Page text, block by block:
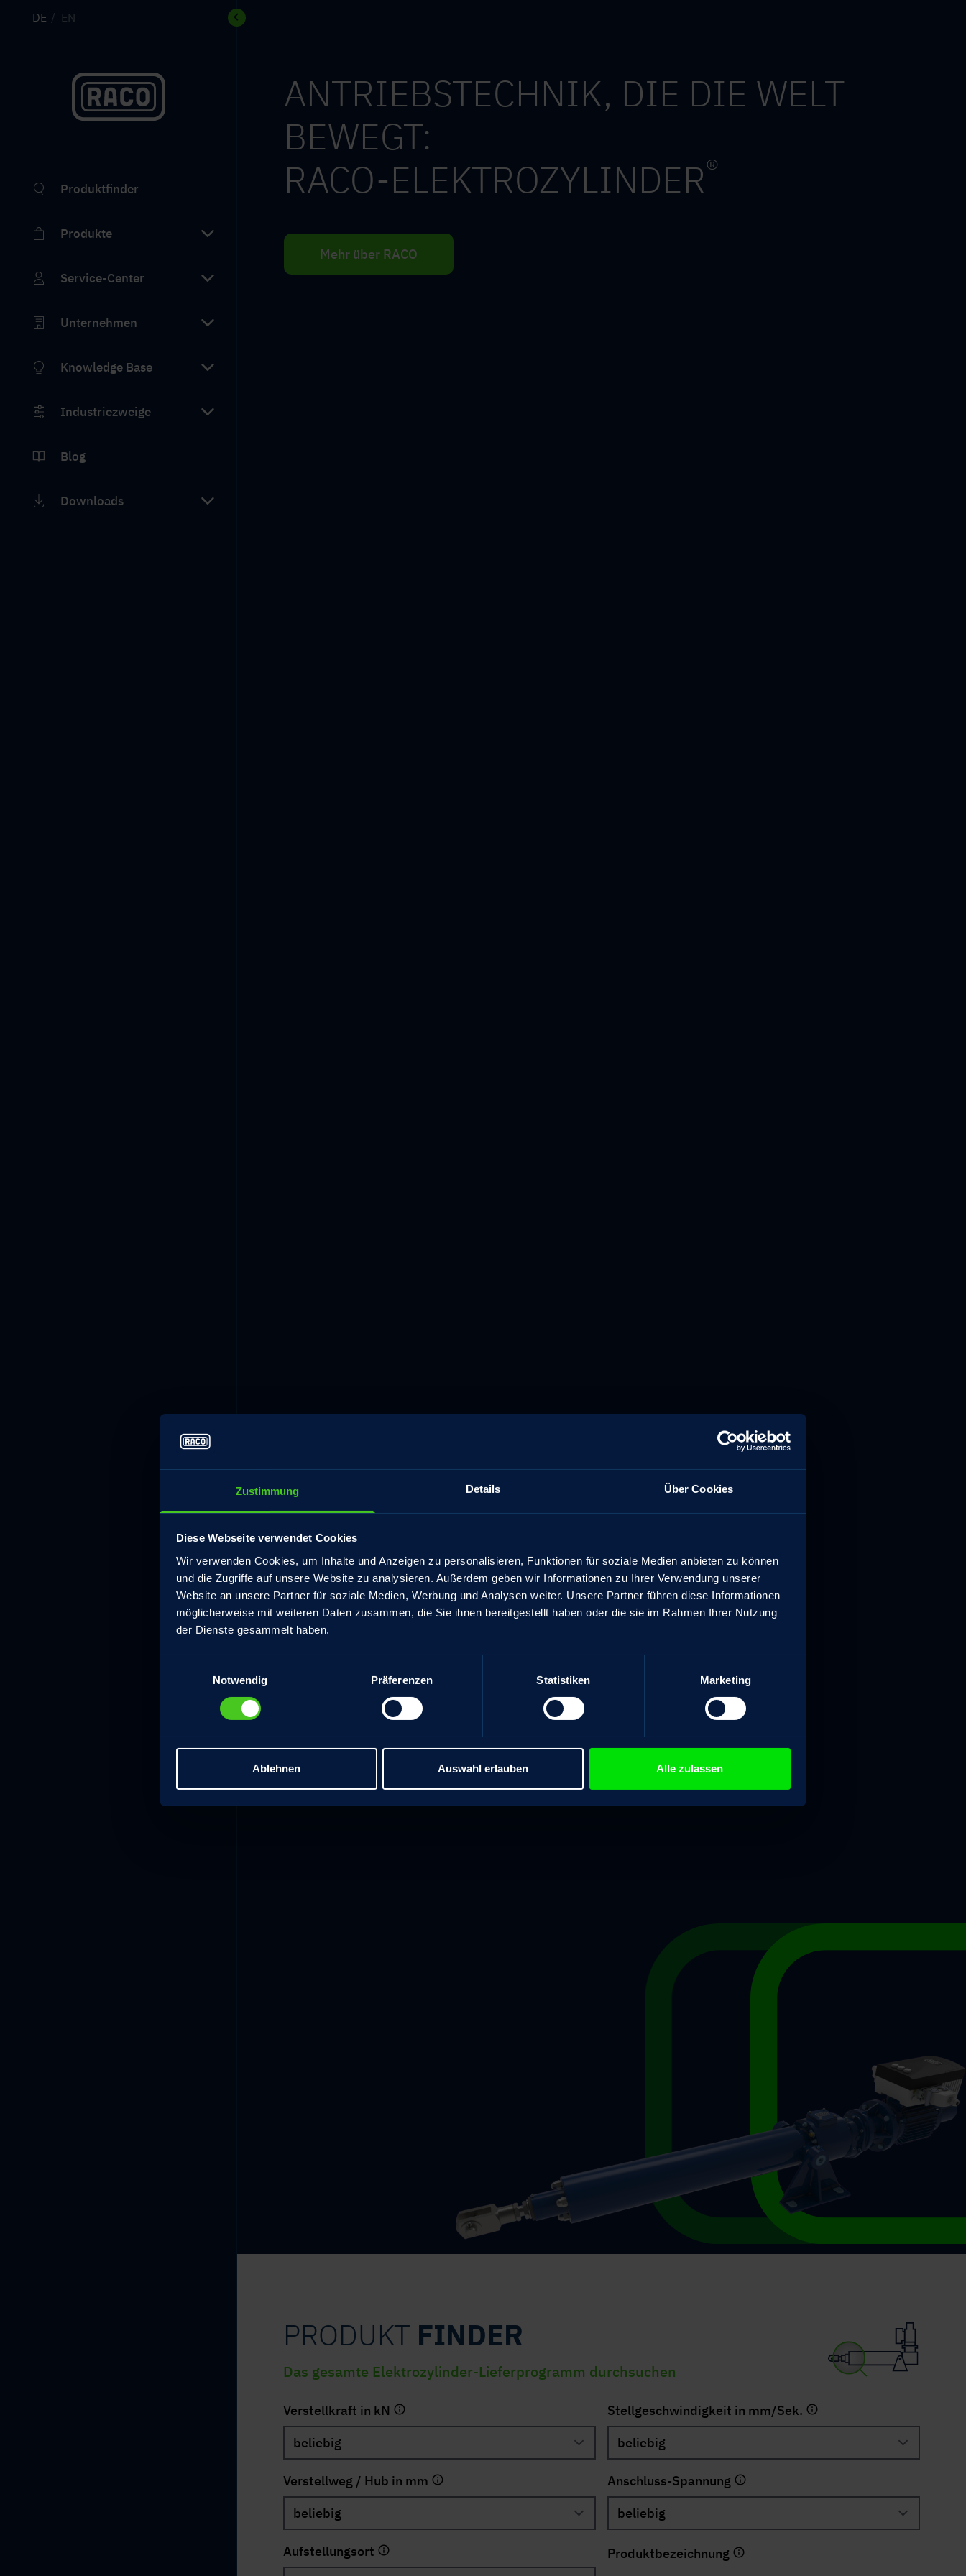
Zustimmung Details Über Cookies
Diese Webseite verwendet Cookies
Wir verwenden Cookies, um Inhalte und Anzeigen zu personalisieren, Funktionen für soziale Medien anbieten zu können
und die Zugriffe auf unsere Website zu analysieren. Außerdem geben wir Informationen zu Ihrer Verwendung unserer
Website an unsere Partner für soziale Medien, Werbung und Analysen weiter. Unsere Partner führen diese Informationen
möglicherweise mit weiteren Daten zusammen, die Sie ihnen bereitgestellt haben oder die sie im Rahmen Ihrer Nutzung
der Dienste gesammelt haben.
Notwendig
Präferenzen Statistiken Marketing
Ablehnen Auswahl erlauben Alle zulassen
DE EN
Produktfinder
Produkte
Service-Center
Unternehmen
Knowledge Base
Industriezweige
Blog
Downloads
ANTRIEBSTECHNIK, DIE DIE WELT
BEWEGT:
RACO-ELEKTROZYLINDER®
Mehr über RACO
PRODUKT FINDER
Das gesamte Elektrozylinder-Lieferprogramm durchsuchen
Verstellkraft in kN Stellgeschwindigkeit in mm/Sek.
Verstellweg / Hub in mm Anschluss-Spannung
Aufstellungsort Produktbezeichnung